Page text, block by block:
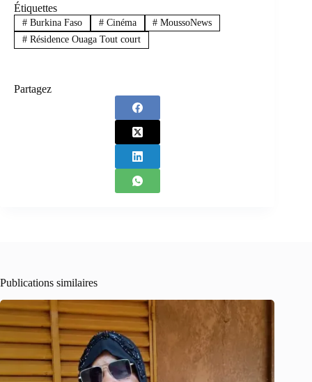
Étiquettes
#Burkina Faso #Cinéma # MoussoNews
#Résidence Ouaga Tout court
Partagez
Publications similaires